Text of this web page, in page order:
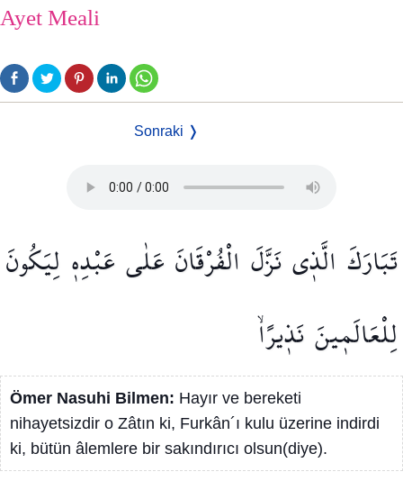
Ayet Meali
Sonraki ❭
تَبَارَكَ الَّذ۪ينَزَّلَ الْفُرْقَانَ عَلٰى عَبْدِه۪ لِيَكُونَ
لِلْعَالَم۪ينَنَذ۪يرًاۙ
Ömer Nasuhi Bilmen: Hayır ve bereketi
nihayetsizdir o Zâtın ki, Furkân´ı kulu üzerine indirdi
ki, bütün âlemlere bir sakındırıcı olsun(diye).